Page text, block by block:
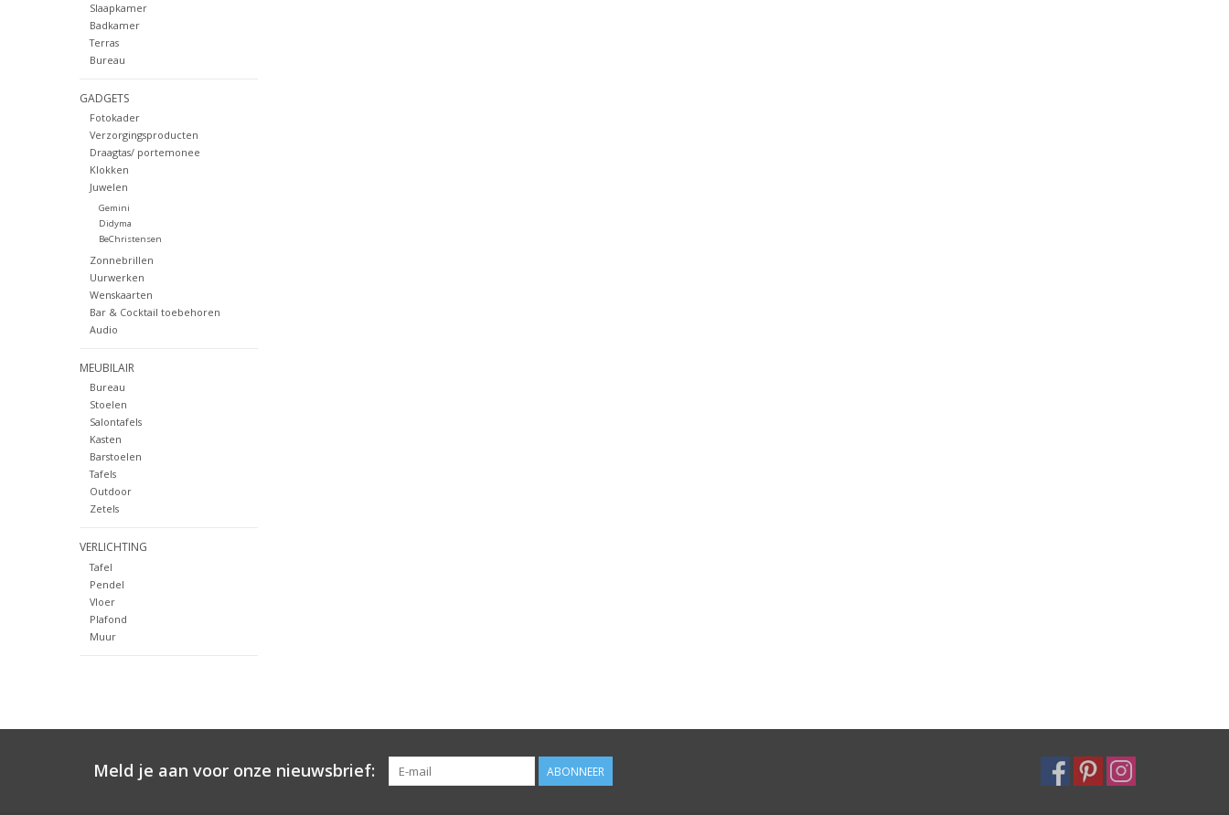
Slaapkamer
Badkamer
Terras
Bureau
GADGETS
Fotokader
Verzorgingsproducten
Draagtas/ portemonee
Klokken
Juwelen
Gemini
Didyma
BeChristensen
Zonnebrillen
Uurwerken
Wenskaarten
Bar & Cocktail toebehoren
Audio
MEUBILAIR
Bureau
Stoelen
Salontafels
Kasten
Barstoelen
Tafels
Outdoor
Zetels
VERLICHTING
Tafel
Pendel
Vloer
Plafond
Muur
Meld je aan voor onze nieuwsbrief: ABONNEER